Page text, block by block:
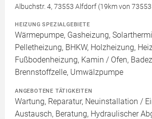
Albuchstr. 4, 73553 Alfdorf (19km von
HEIZUNG SPEZIALGEBIETE
Wärmepumpe, Gasheizung,
Pelletheizung, BHKW, Holzheizung,
Fußbodenheizung, Kamin / Ofen,
Brennstoffzelle, Umwälzpumpe
ANGEBOTENE TÄTIGKEITEN
Wartung, Reparatur, Neuinstallation /
Austausch, Beratung, Hydraulischer